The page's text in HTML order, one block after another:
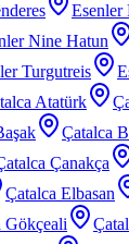
Esenler
Nine Hatun
Turgutreis
Atatürk
Çatalca
Çanakça
Çatalca Elbasan
Gökçeali